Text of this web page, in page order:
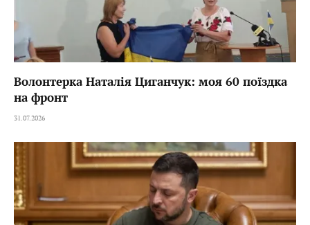
Волонтерка Наталія Циганчук: моя 60 поїздка
на фронт
31.07.2026